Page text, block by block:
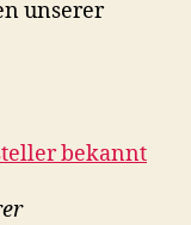
unserer
bekannt